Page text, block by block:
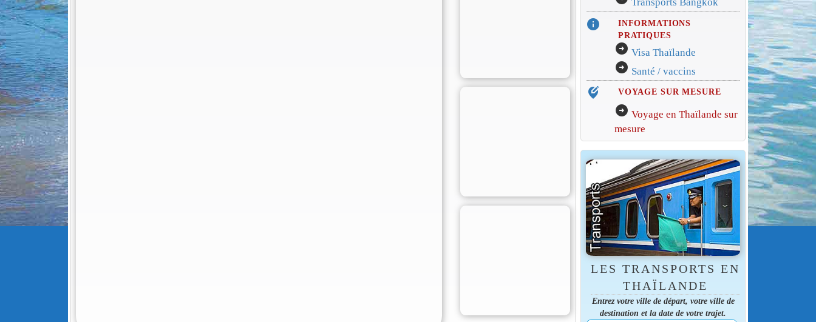
Transports Bangkok
info
INFORMATIONS
PRATIQUES
arrow_circle_right Visa Thaïlande
arrow_circle_right Santé / vaccins
edit_location_alt VOYAGE SUR MESURE
arrow_circle_right Voyage en Thaïlande sur
mesure
LES TRANSPORTS EN
THAÏLANDE
Entrez votre ville de départ, votre ville de
destination et la date de votre trajet.